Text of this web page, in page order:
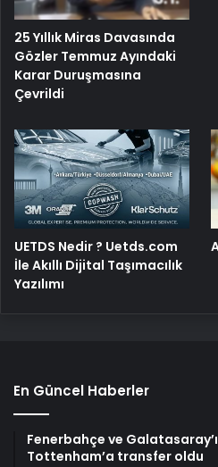
25 Yıllık Miras Davasında
Gözler Temmuz Ayındaki
Karar Duruşmasına
Çevrildi
UETDS Nedir ? Uetds.com
İle Akıllı Dijital Taşımacılık
Yazılımı
En Güncel Haberler
Fenerbahçe ve
Tottenham’a transfer oldu